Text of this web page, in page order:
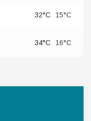
32°C 15°C
34°C 16°C